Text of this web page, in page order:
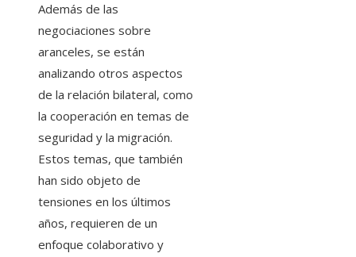
Además de las
negociaciones sobre
aranceles, se están
analizando otros aspectos
de la relación bilateral, como
la cooperación en temas de
seguridad y la migración.
Estos temas, que también
han sido objeto de
tensiones en los últimos
años, requieren de un
enfoque colaborativo y